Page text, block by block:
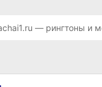
— рингтоны и